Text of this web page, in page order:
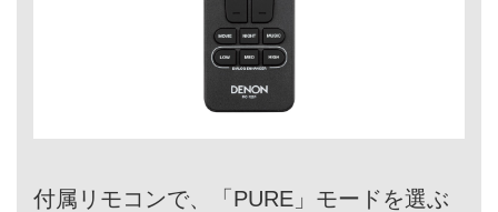
付属リモコンで、「PURE」モードを選ぶ